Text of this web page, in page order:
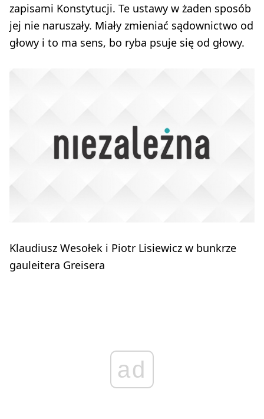
zapisami Konstytucji. Te ustawy w żaden sposób
jej nie naruszały. Miały zmieniać sądownictwo od
głowy i to ma sens, bo ryba psuje się od głowy.
Klaudiusz Wesołek i Piotr Lisiewicz w bunkrze
gauleitera Greisera
ad